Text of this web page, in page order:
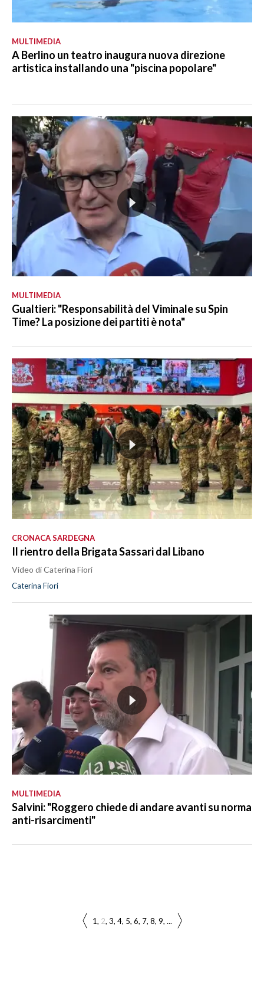
MULTIMEDIA
A Berlino un teatro inaugura nuova direzione
artistica installando una "piscina popolare"
MULTIMEDIA
Gualtieri: "Responsabilità del Viminale su Spin
Time? La posizione dei partiti è nota"
CRONACA SARDEGNA
Il rientro della Brigata Sassari dal Libano
Video di Caterina Fiori
Caterina Fiori
MULTIMEDIA
Salvini: "Roggero chiede di andare avanti su norma
anti-risarcimenti"
1 2 3 4 5 6 7 8 9 ...